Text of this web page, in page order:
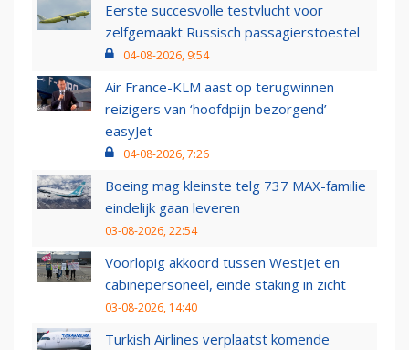
Eerste succesvolle testvlucht voor
zelfgemaakt Russisch passagierstoestel
04-08-2026, 9:54
Air France-KLM aast op terugwinnen
reizigers van ‘hoofdpijn bezorgend’
easyJet
04-08-2026, 7:26
Boeing mag kleinste telg 737 MAX-familie
eindelijk gaan leveren
03-08-2026, 22:54
Voorlopig akkoord tussen WestJet en
cabinepersoneel, einde staking in zicht
03-08-2026, 14:40
Turkish Airlines verplaatst komende